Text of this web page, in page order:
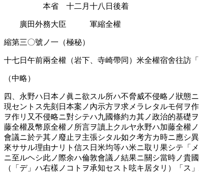
本省 十二月十八日後着
廣田外務大臣 軍縮全權
縮第三〇號ノ一（極秘）
十七日午前兩全權（岩下、寺崎帶同）米全權宿舍往訪
（中略）
四、永野ハ日本ノ眞ニ欲スル所ハ不脅威不侵略ノ狀態
現セントス先刻日本案ノ內示方ヲ求メラレタルモ何ヲ
ヲ作リ又不侵略ニ對シテハ九國條約カ其ノ政治的基礎
藤全權及幣原全權ノ所言ヲ讀上クルヤ永野ハ加藤全權
會議ニ於テ其ノ廢止ヲ主張シタル如ク考方カ時ニ應シ
來ササル理由ナリト信ス日米均等ハ米ニ取リ果シテ「
ニ至ルヘシ此ノ際余ハ倫敦會議ノ結果ニ關シ當時ノ貴
（「デ」ハ右樣ノコトヲ承知セスト呟キ居タリ）「